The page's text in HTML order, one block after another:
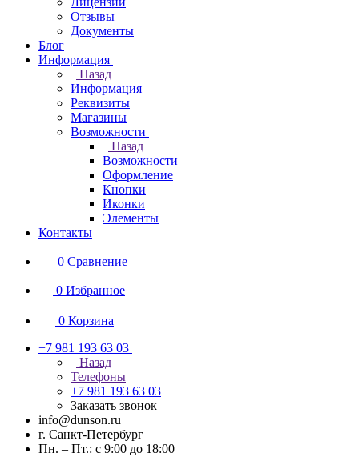
Отзывы
Документы
Блог
Информация
Назад
Информация
Реквизиты
Магазины
Возможности
Назад
Возможности
Оформление
Кнопки
Иконки
Элементы
Контакты
0 Сравнение
0 Избранное
0 Корзина
+7 981 193 63 03
Назад
Телефоны
+7 981 193 63 03
Заказать звонок
info@dunson.ru
г. Санкт-Петербург
Пн. – Пт.: с 9:00 до 18:00